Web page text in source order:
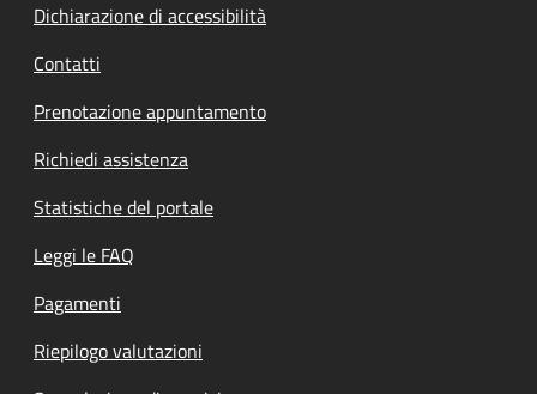
Dichiarazione di accessibilità
Contatti
Prenotazione appuntamento
Richiedi assistenza
Statistiche del portale
Leggi le FAQ
Pagamenti
Riepilogo valutazioni